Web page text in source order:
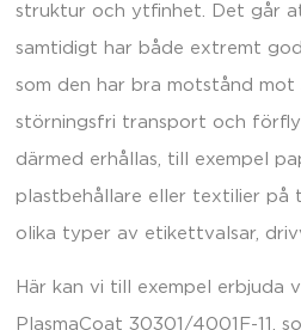
struktur och ytfinhet. Det går
samtidigt har både extremt
som den har bra motstånd mot
störningsfri transport och
därmed erhållas, till exempel
plastbehållare eller textilier på
olika typer av etikettvalsar,
Här kan vi till exempel erbjuda
PlasmaCoat 30301/4001F-11,